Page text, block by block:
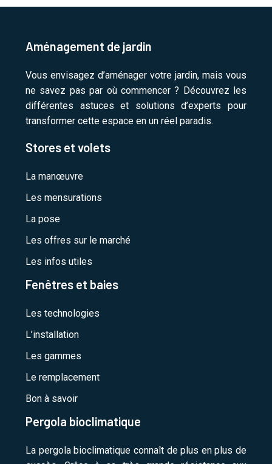
Aménagement de jardin
Vous envisagez d’aménager votre jardin, mais vous
ne savez pas par où commencer ? Découvrez les
différentes astuces et solutions d’experts pour
transformer cette espace en un réel paradis.
Stores et volets
La manœuvre
Les mensurations
La pose
Les offres sur le marché
Les infos utiles
Fenêtres et baies
Les technologies
L’installation
Les gammes
Le remplacement
Bon à savoir
Pergola bioclimatique
La pergola bioclimatique connaît de plus en plus de